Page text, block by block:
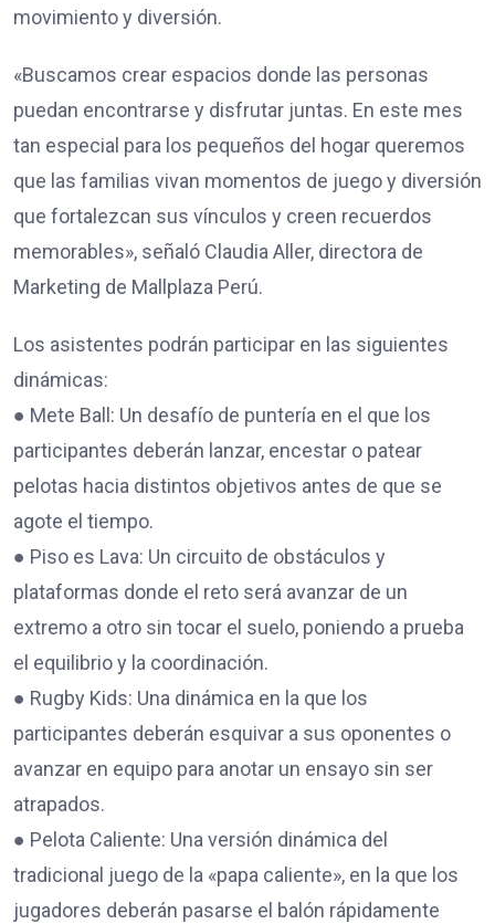
movimiento y diversión.
«Buscamos crear espacios donde las personas
puedan encontrarse y disfrutar juntas. En este mes
tan especial para los pequeños del hogar queremos
que las familias vivan momentos de juego y diversión
que fortalezcan sus vínculos y creen recuerdos
memorables», señaló Claudia Aller, directora de
Marketing de Mallplaza Perú.
Los asistentes podrán participar en las siguientes
dinámicas:
● Mete Ball: Un desafío de puntería en el que los
participantes deberán lanzar, encestar o patear
pelotas hacia distintos objetivos antes de que se
agote el tiempo.
● Piso es Lava: Un circuito de obstáculos y
plataformas donde el reto será avanzar de un
extremo a otro sin tocar el suelo, poniendo a prueba
el equilibrio y la coordinación.
● Rugby Kids: Una dinámica en la que los
participantes deberán esquivar a sus oponentes o
avanzar en equipo para anotar un ensayo sin ser
atrapados.
● Pelota Caliente: Una versión dinámica del
tradicional juego de la «papa caliente», en la que los
jugadores deberán pasarse el balón rápidamente